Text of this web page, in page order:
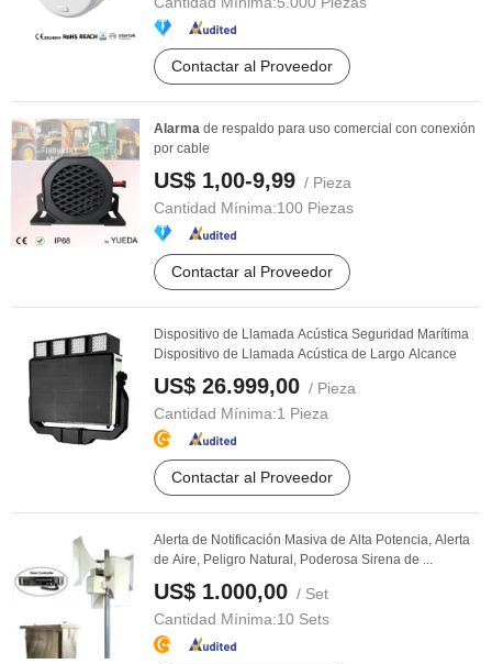
Contactar al Proveedor
Alarma de respaldo para uso comercial con conexión
por cable
US$ 1,00-9,99 / Pieza
Cantidad Mínima:100 Piezas
Contactar al Proveedor
Dispositivo de Llamada Acústica Seguridad Marítima
Dispositivo de Llamada Acústica de Largo Alcance
US$ 26.999,00 / Pieza
Cantidad Mínima:1 Pieza
Contactar al Proveedor
Alerta de Notificación Masiva de Alta Potencia, Alerta
de Aire, Peligro Natural, Poderosa Sirena de ...
US$ 1.000,00 / Set
Cantidad Mínima:10 Sets